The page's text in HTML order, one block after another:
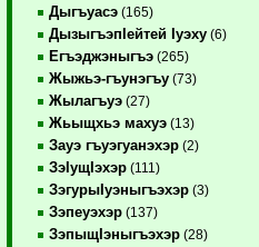
Дыгъуасэ (165)
ДызыгъэпIейтей Iуэху (6)
Егъэджэныгъэ (265)
Жыжьэ-гъунэгъу (73)
Жылагъуэ (27)
Жьыщхьэ махуэ (13)
Зауэ гъуэгуанэхэр (2)
ЗэIущIэхэр (111)
ЗэгурыIуэныгъэхэр (3)
Зэпеуэхэр (137)
ЗэпыщIэныгъэхэр (28)